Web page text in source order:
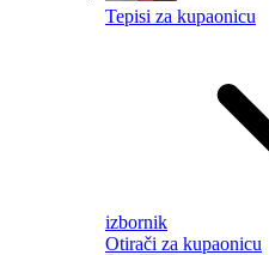
Tepisi za kupaonicu
izbornik
Otirači za kupaonicu